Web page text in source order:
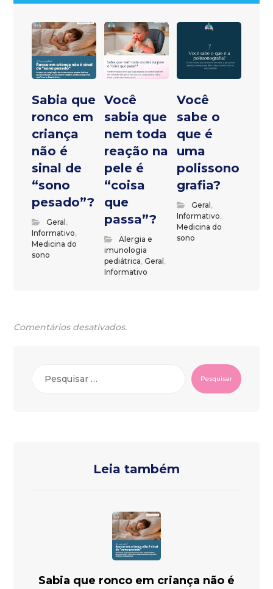
Sabia que
ronco em
criança
não é
sinal de
“sono
pesado”?
Geral,
Informativo,
Medicina do
sono
Você
sabia que
nem toda
reação na
pele é
“coisa
que
passa”?
Alergia e
imunologia
pediátrica,Geral,
Informativo
Você
sabe o
que é
uma
polissono
grafia?
Geral,
Informativo,
Medicina do
sono
Comentários desativados.
Pesquisar
Leia também
Sabia que ronco em criança não é